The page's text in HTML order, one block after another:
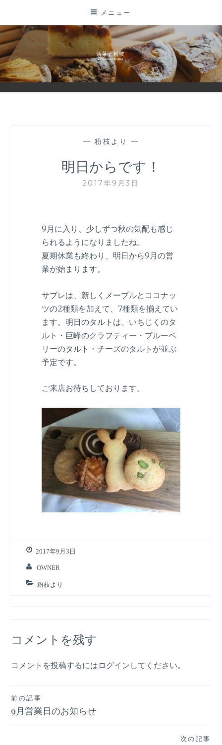
テ
ン
ツ
に
メニュー
— 粉枝より —
明日からです！
2017年9月3日
9月に入り、少しずつ秋の気配も感じ
られるようになりましたね。
夏期休業も終わり、明日から9月の営
業が始まります。
サブレは、新しくメープルとココナッ
ツの2種類を加えて、7種類を揃えてい
ます。明日のタルトは、いちじくのタ
ルト・巨峰のクラフティー・ブルーベ
リーのタルト・チーズのタルトが並ぶ
予定です。
ご来店お待ちしております。
2017年9月3日
OWNER
粉枝より
コメントを残す
コメントを投稿するには ログイン してください。
投
稿
前の記事
9月営業日のお知らせ
次の記事